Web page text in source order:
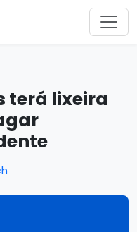
terá lixeira